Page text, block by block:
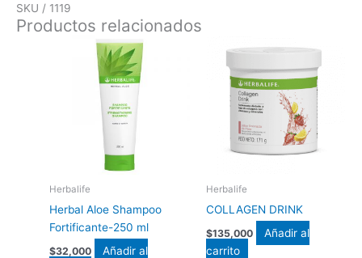
SKU / 1119
Productos relacionados
Herbalife
Herbal Aloe Shampoo
Fortificante-250 ml
$32,000
Añadir al
Herbalife
COLLAGEN DRINK
$135,000
Añadir al
carrito